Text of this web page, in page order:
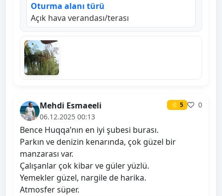
Oturma alanı türü
Açık hava verandası/terası
Mehdi Esmaeeli ⭐ 5
0
06.12.2025 00:13
Bence Huqqa’nın en iyi şubesi burası.
Parkın ve denizin kenarında, çok güzel bir
manzarası var.
Çalışanlar çok kibar ve güler yüzlü.
Yemekler güzel, nargile de harika.
Atmosfer süper.